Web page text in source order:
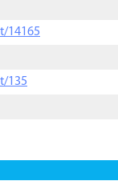
14165
135